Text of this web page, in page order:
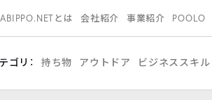
とは 会社紹介 事業紹介 POOLO
ゴリ： 持ち物 アウトドア ビジネススキル